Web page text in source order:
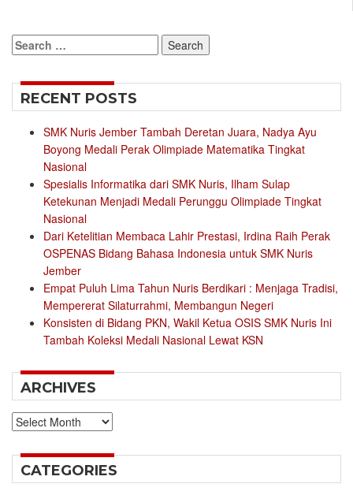
Search
for:
RECENT POSTS
SMK Nuris Jember Tambah Deretan Juara, Nadya Ayu
Boyong Medali Perak Olimpiade Matematika Tingkat
Nasional
Spesialis Informatika dari SMK Nuris, Ilham Sulap
Ketekunan Menjadi Medali Perunggu Olimpiade Tingkat
Nasional
Dari Ketelitian Membaca Lahir Prestasi, Irdina Raih Perak
OSPENAS Bidang Bahasa Indonesia untuk SMK Nuris
Jember
Empat Puluh Lima Tahun Nuris Berdikari : Menjaga Tradisi,
Mempererat Silaturrahmi, Membangun Negeri
Konsisten di Bidang PKN, Wakil Ketua OSIS SMK Nuris Ini
Tambah Koleksi Medali Nasional Lewat KSN
ARCHIVES
Archives
CATEGORIES